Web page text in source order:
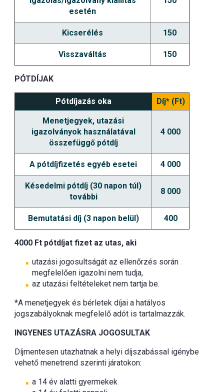
esetén
Kicserélés 150
Visszaváltás 150
PÓTDÍJAK
Pótdíjazás oka Díj* (Ft)
Menetjegyek, utazási
igazolványok használatával
összefüggő pótdíj
4 000
A pótdíjfizetés egyéb esetei 4 000
Késedelmi pótdíj (30 napon túl)
további
8 000
Bemutatási díj (3 napon belül) 400
4000 Ft pótdíjat fizet az utas, aki
utazási jogosultságát az ellenőrzés során
megfelelően igazolni nem tudja,
az utazási feltételeket nem tartja be.
*A menetjegyek és bérletek díjai a hatályos
jogszabályoknak megfelelő adót is tartalmazzák.
INGYENES UTAZÁSRA JOGOSULTAK
Díjmentesen utazhatnak a helyi díjszabással igénybe
vehető menetrend szerinti járatokon:
a 14 év alatti gyermekek